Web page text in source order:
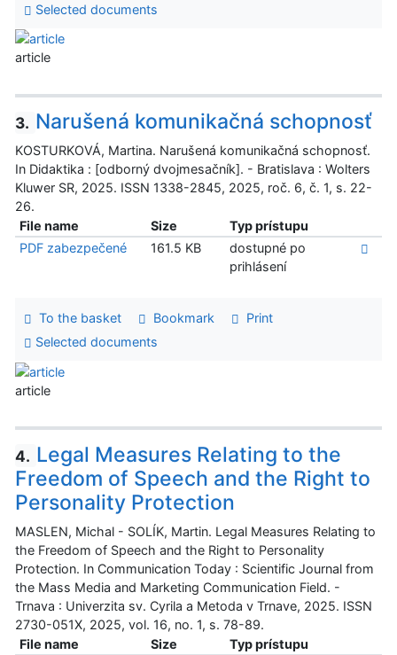
Selected documents
article
3. Narušená komunikačná schopnosť
KOSTURKOVÁ, Martina. Narušená komunikačná schopnosť.
In Didaktika : [odborný dvojmesačník]. - Bratislava : Wolters
Kluwer SR, 2025. ISSN 1338-2845, 2025, roč. 6, č. 1, s. 22-
26.
File name
Size
Typ prístupu
PDF zabezpečené
161.5 KB
dostupné po
prihlásení
To the basket Bookmark
Print
Selected documents
article
4. Legal Measures Relating to the
Freedom of Speech and the Right to
Personality Protection
MASLEN, Michal - SOLÍK, Martin. Legal Measures Relating to
the Freedom of Speech and the Right to Personality
Protection. In Communication Today : Scientific Journal from
the Mass Media and Marketing Communication Field. -
Trnava : Univerzita sv. Cyrila a Metoda v Trnave, 2025. ISSN
2730-051X, 2025, vol. 16, no. 1, s. 78-89.
File name
Size
Typ prístupu